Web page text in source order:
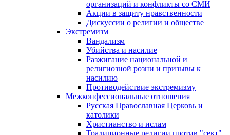
организаций и конфликты со СМИ
Акции в защиту нравственности
Дискуссии о религии и обществе
Экстремизм
Вандализм
Убийства и насилие
Разжигание национальной и
религиозной розни и призывы к
насилию
Противодействие экстремизму
Межконфессиональные отношения
Русская Православная Церковь и
католики
Христианство и ислам